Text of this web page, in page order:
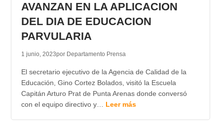
AVANZAN EN LA APLICACION
DEL DIA DE EDUCACION
PARVULARIA
1 junio, 2023por Departamento Prensa
El secretario ejecutivo de la Agencia de Calidad de la
Educación, Gino Cortez Bolados, visitó la Escuela
Capitán Arturo Prat de Punta Arenas donde conversó
con el equipo directivo y… Leer más